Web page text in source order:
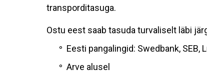
transporditasuga.
Ostu eest saab tasuda turvaliselt läbi
Eesti pangalingid: Swedbank, SEB,
Arve alusel